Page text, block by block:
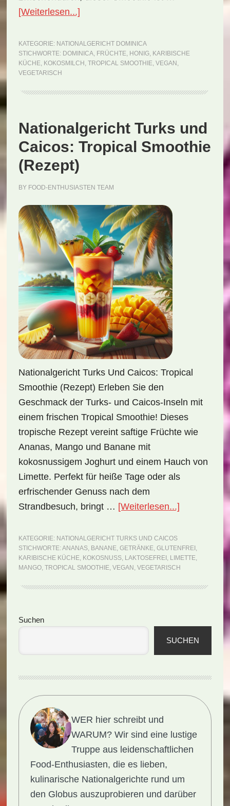
[Weiterlesen...]ÜberNationalgericht
Tropical
Smoothie
KATEGORIE: NATIONALGERICHT DOMINICA
STICHWORTE: DOMINICA, FRÜCHTE, HONIG, KARIBISCHE
KÜCHE, KOKOSMILCH , TROPICAL SMOOTHIE, VEGAN ,
VEGETARISCH
Nationalgericht Turks und
Caicos: Tropical Smoothie
(Rezept)
BY FOOD-ENTHUSIASTEN TEAM
Nationalgericht Turks Und Caicos: Tropical
Smoothie (Rezept) Erleben Sie den
Geschmack der Turks- und Caicos-Inseln mit
einem frischen Tropical Smoothie! Dieses
tropische Rezept vereint saftige Früchte wie
Ananas, Mango und Banane mit
kokosnussigem Joghurt und einem Hauch von
Limette. Perfekt für heiße Tage oder als
erfrischender Genuss nach dem
Strandbesuch, bringt … [Weiterlesen...]
Caicos:
Tropical
KATEGORIE: NATIONALGERICHT TURKS UND CAICOS
STICHWORTE: ANANAS, BANANE, GETRÄNKE, GLUTENFREI ,
KARIBISCHE KÜCHE, KOKOSNUSS, LAKTOSEFREI , LIMETTE,
MANGO, TROPICAL SMOOTHIE, VEGAN , VEGETARISCH
Seitenspalte
Suchen
SUCHEN
WER hier schreibt und
WARUM? Wir sind eine lustige
Truppe aus leidenschaftlichen
Food-Enthusiasten, die es lieben,
kulinarische Nationalgerichte rund um
den Globus auszuprobieren und darüber